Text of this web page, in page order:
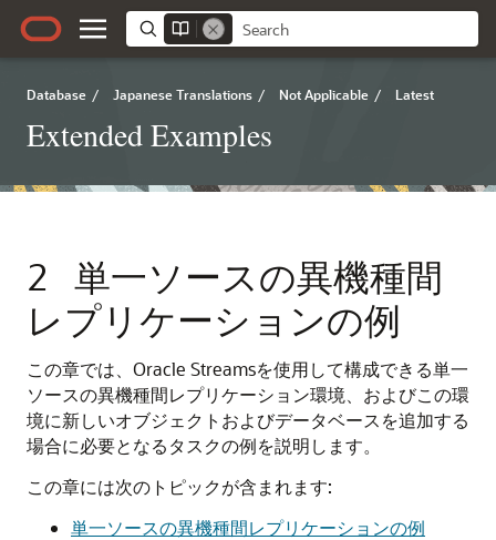
Database / Japanese Translations / Not Applicable / Latest
Extended Examples
2
単一ソースの異機種間
レプリケーションの例
この章では、Oracle Streamsを使用して構成できる単一
ソースの異機種間レプリケーション環境、およびこの環
境に新しいオブジェクトおよびデータベースを追加する
場合に必要となるタスクの例を説明します。
この章には次のトピックが含まれます:
単一ソースの異機種間レプリケーションの例